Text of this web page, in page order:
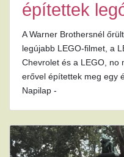
építettek
A Warner Brothersnél
legújabb LEGO-filmet, a
Chevrolet és a LEGO, no
erővel építettek meg egy
Napilap -